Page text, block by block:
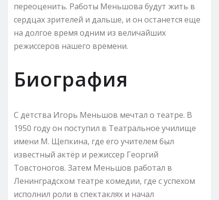
переоценить. Работы Меньшова будут жить в
сердцах зрителей и дальше, и он останется еще
на долгое время одним из величайших
режиссеров нашего времени.
Биография
С детства Игорь Меньшов мечтал о театре. В
1950 году он поступил в Театральное училище
имени М. Щепкина, где его учителем был
известный актёр и режиссер Георгий
Товстоногов. Затем Меньшов работал в
Ленинградском театре комедии, где с успехом
исполнил роли в спектаклях и начал